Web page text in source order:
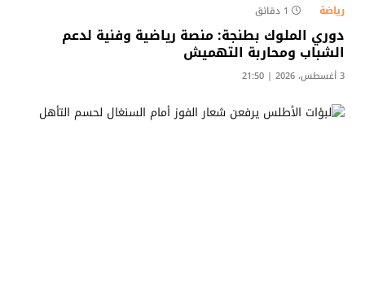
رياضة 1 دقائق
دوري الملوك بطنجة: منصة رياضية وفنية لدعم
الشباب ومحاربة التهميش​
3 أغسطس، 2026 | 21:50